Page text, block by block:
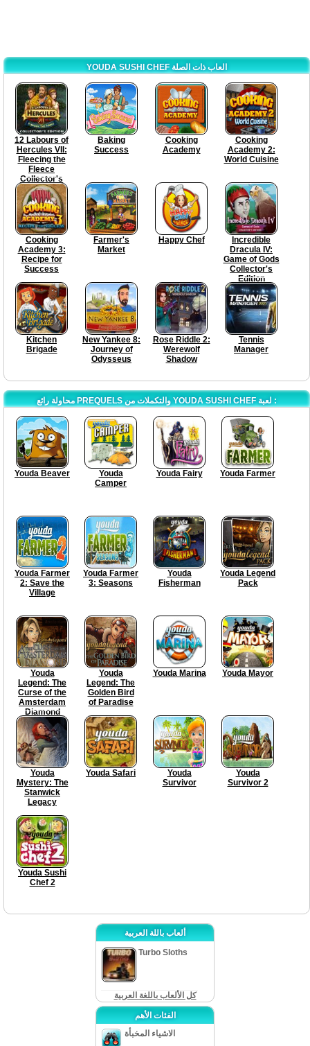
YOUDA SUSHI CHEF العاب ذات الصلة
12 Labours of
Hercules VII:
Fleecing the
Fleece
Collector's
Edition
Baking
Success
Cooking
Academy
Cooking
Academy 2:
World Cuisine
Cooking
Academy 3:
Recipe for
Success
Farmer's
Market
Happy Chef
Incredible
Dracula IV:
Game of Gods
Collector's
Edition
Kitchen
Brigade
New Yankee 8:
Journey of
Odysseus
Rose Riddle 2:
Werewolf
Shadow
Tennis
Manager
محاولة رائع PREQUELS والتكملات من YOUDA SUSHI CHEF لعبة :
Youda Beaver
Youda
Camper
Youda Fairy Youda Farmer
Youda Farmer
2: Save the
Village
Youda Farmer
3: Seasons
Youda
Fisherman
Youda Legend
Pack
Youda
Legend: The
Curse of the
Amsterdam
Diamond
Youda
Legend: The
Golden Bird
of Paradise
Youda Marina Youda Mayor
Youda
Mystery: The
Stanwick
Legacy
Youda Safari
Youda
Survivor
Youda
Survivor 2
Youda Sushi
Chef 2
ألعاب باللة العربية
Turbo Sloths
كل الألعاب باللغة العربية
الفئات الأهم
الاشياء المخبأة